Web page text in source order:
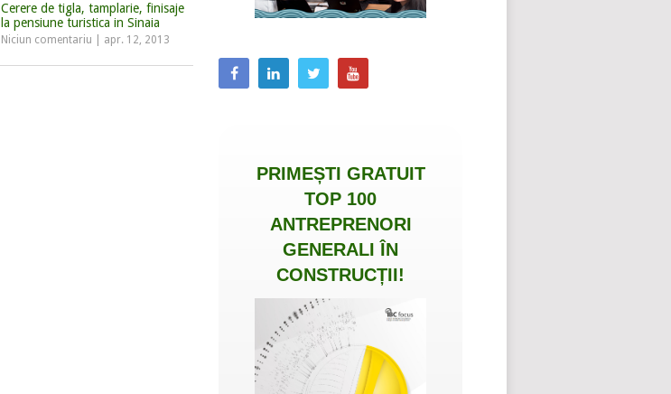
Cerere de tigla, tamplarie, finisaje
la pensiune turistica in Sinaia
Niciun comentariu apr. 12, 2013
PRIMEȘTI GRATUIT
TOP 100
ANTREPRENORI
GENERALI ÎN
CONSTRUCȚII!